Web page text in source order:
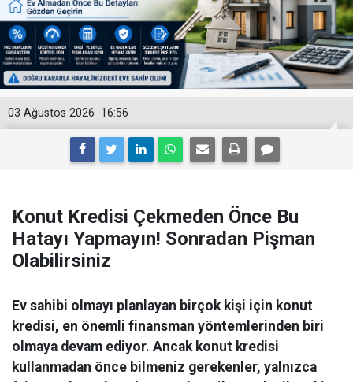
16:56
03 Ağustos 2026
Konut Kredisi Çekmeden Önce Bu
Hatayı Yapmayın! Sonradan Pişman
Olabilirsiniz
Ev sahibi olmayı planlayan birçok kişi için konut
kredisi, en önemli finansman yöntemlerinden biri
olmaya devam ediyor. Ancak konut kredisi
kullanmadan önce bilmeniz gerekenler, yalnızca